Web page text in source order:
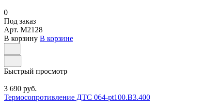
0
Под заказ
Арт. M2128
В корзину В корзине
Быстрый просмотр
3 690 руб.
Термосопротивление ДТС 064-pt100.В3.400